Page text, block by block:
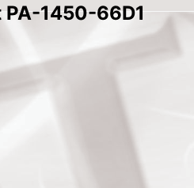
PA-1450-66D1